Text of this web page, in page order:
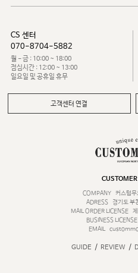
CS 센터
070-8704-5882
월 - 금 : 10:00 ~ 18:00
점심시간 : 12:00 ~ 13:00
일요일 및 공휴일 휴무
고객센터 연결
COMPANY
커스텀무
ADRESS
경기도 부
MAIL ORDER LICENSE
BUSINESS LICENSE
EMAIL
GUIDE / REVIEW /